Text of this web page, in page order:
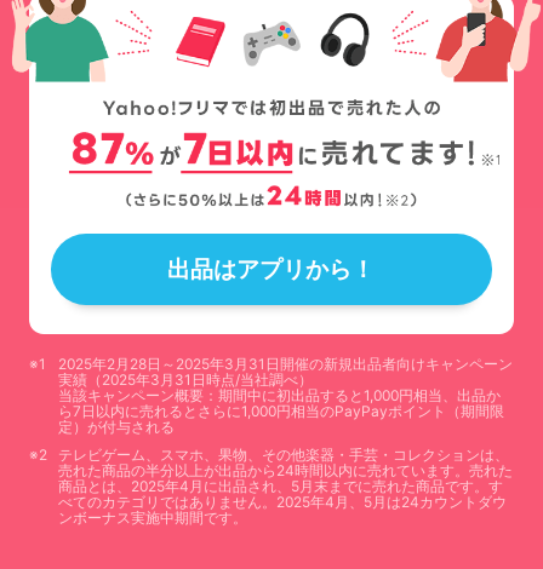
出品はアプリから！
2025年2月28日～2025年3月31日開催の新規出品者向けキャンペーン
実績（2025年3月31日時点/当社調べ）
当該キャンペーン概要：期間中に初出品すると1,000円相当、出品か
ら7日以内に売れるとさらに1,000円相当のPayPayポイント（期間限
定）が付与される
テレビゲーム、スマホ、果物、その他楽器・手芸・コレクションは、
売れた商品の半分以上が出品から24時間以内に売れています。売れた
商品とは、2025年4月に出品され、5月末までに売れた商品です。す
べてのカテゴリではありません。2025年4月、5月は24カウントダウ
ンボーナス実施中期間です。